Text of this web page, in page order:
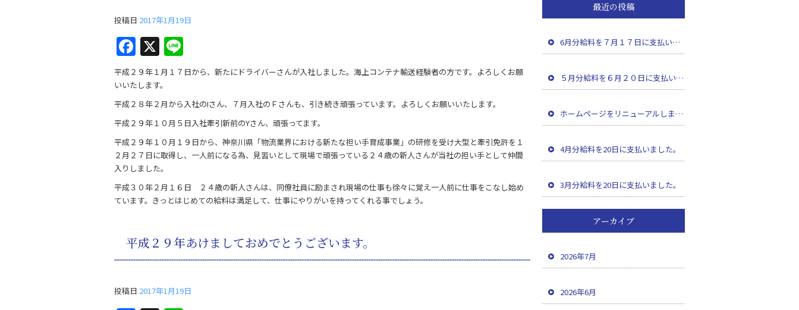
投稿日 2017年1月19日
F
a
c
e
b
o
o
k
X
n
e
平成２９年１月１７日から、新たにドライバーさんが入社しました。海上コンテナ輸送経験者の方です。よろしくお願
いいたします。
平成２８年２月から入社のIさん、７月入社のＦさんも、引き続き頑張っています。よろしくお願いいたします。
平成２９年１０月５日入社牽引新前のYさん、頑張ってます。
平成２９年１０月１９日から、神奈川県「物流業界における新たな担い手育成事業」の研修を受け大型と牽引免許を１
２月２７日に取得し、一人前になる為、見習いとして現場で頑張っている２４歳の新人さんが当社の担い手として仲間
入りしました。
平成３０年２月１６日 ２４歳の新人さんは、同僚社員に励まされ現場の仕事も徐々に覚え一人前に仕事をこなし始め
ています。きっとはじめての給料は満足して、仕事にやりがいを持ってくれる事でしょう。
平成２９年あけましておめでとうございます。
投稿日 2017年1月19日
最近の投稿
6月分給料を７月１７日に支払いました。
５月分給料を６月２０日に支払いました。
ホームページをリニューアルしました。
4月分給料を20日に支払いました。
3月分給料を20日に支払いました。
アーカイブ
2026年7月
2026年6月